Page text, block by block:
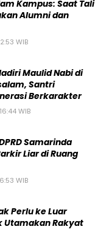
Kampus: Saat Tali
Alumni dan
WIB
Maulid Nabi di
Santri
Berkarakter
WIB
Samarinda
Liar di Ruang
WIB
Perlu ke Luar
Utamakan Rakyat